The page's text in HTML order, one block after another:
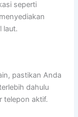
seperti
laut.
pastikan Anda
dahulu
telepon aktif.